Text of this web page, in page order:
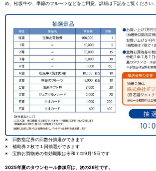
め、松坂牛や、季節のフルーツなどをご用意。詳細は下記をご覧ください。
※ 回数指定券の回数分抽選ができます
※ 補助券２枚で１回抽選ができます
※ 宝飾お買物券の有効期限は令和７年9月15日です
2025年夏のタウンセール参加店は、次の26社です。